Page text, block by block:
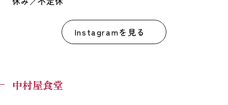
Instagramを見る
中村屋食堂